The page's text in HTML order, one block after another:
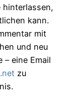
hinterlassen,
kann.
mit
und neu
– eine Email
zu